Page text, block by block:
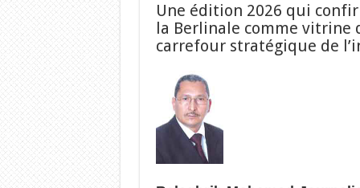
Une édition 2026 qui
la Berlinale comme vitrine
carrefour stratégique de